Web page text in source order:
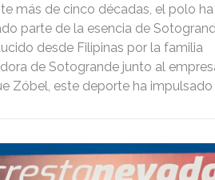
más de cinco décadas, el polo ha
parte de la esencia de
desde Filipinas por la familia
de Sotogrande junto al
Zóbel, este deporte ha impulsado
del estilo de vida mediterráneo,
cada verano deporte de élite,